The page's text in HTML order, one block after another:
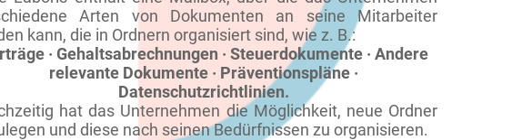
Arten von Dokumenten an seine Mitarbeiter
kann, die in Ordnern organisiert sind, wie z. B.:
· Gehaltsabrechnungen · Steuerdokumente · Andere
relevante Dokumente · Präventionspläne ·
Datenschutzrichtlinien.
hat das Unternehmen die Möglichkeit, neue Ordner
und diese nach seinen Bedürfnissen zu organisieren.